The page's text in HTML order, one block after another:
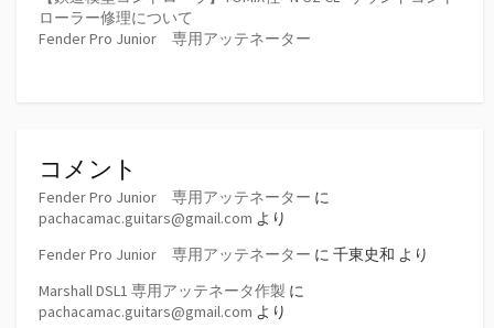
ローラー修理について
Fender Pro Junior 専用アッテネーター
コメント
Fender Pro Junior 専用アッテネーター に
pachacamac.guitars@gmail.com より
Fender Pro Junior 専用アッテネーター に 千東史和 より
Marshall DSL1 専用アッテネータ作製 に
pachacamac.guitars@gmail.com より